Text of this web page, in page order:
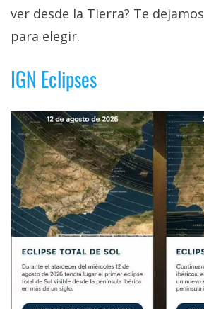
ver desde la Tierra? Te
para elegir.
IGN Eclipses